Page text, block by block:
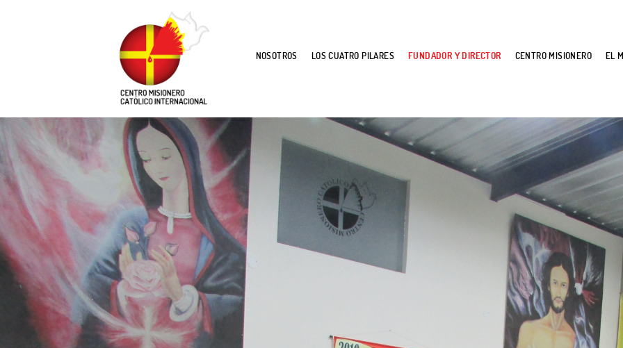
NOSOTROS LOS CUATRO PILARES FUNDADOR Y DIRECTOR CENTRO MISIONERO EL